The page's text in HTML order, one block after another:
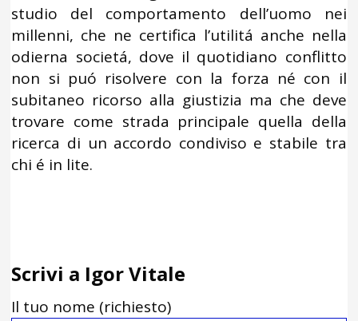
studio del comportamento dell’uomo nei
millenni, che ne certifica l’utilitá anche nella
odierna societá, dove il quotidiano conflitto
non si puó risolvere con la forza né con il
subitaneo ricorso alla giustizia ma che deve
trovare come strada principale quella della
ricerca di un accordo condiviso e stabile tra
chi é in lite.
Scrivi a Igor Vitale
Il tuo nome (richiesto)